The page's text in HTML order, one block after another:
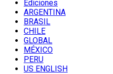
Ediciones
ARGENTINA
BRASIL
CHILE
GLOBAL
MÉXICO
PERU
US ENGLISH